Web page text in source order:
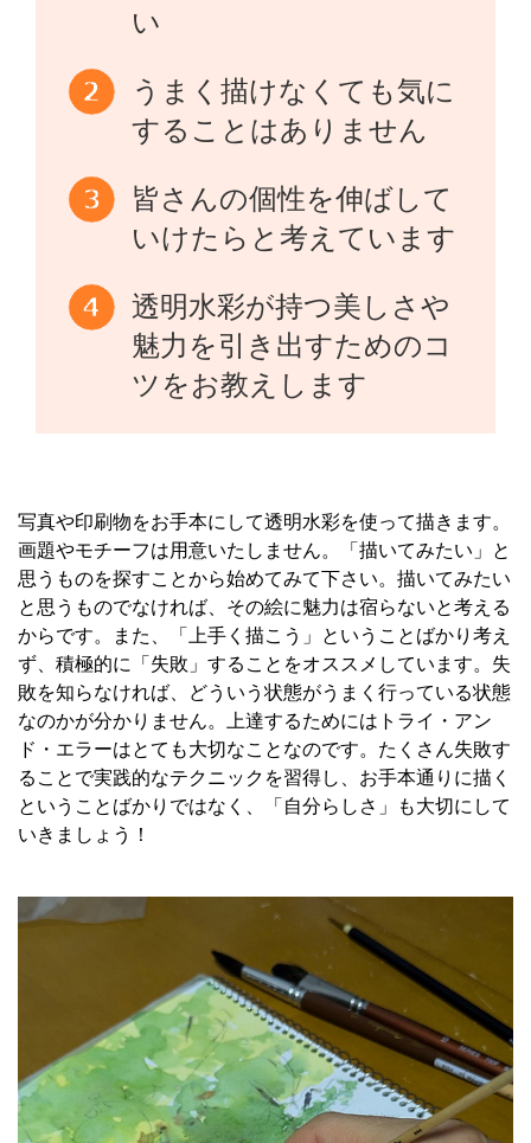
い
うまく描けなくても気に
することはありません
皆さんの個性を伸ばして
いけたらと考えています
透明水彩が持つ美しさや
魅力を引き出すためのコ
ツをお教えします
写真や印刷物をお手本にして透明水彩を使って描きます。
画題やモチーフは用意いたしません。「描いてみたい」と
思うものを探すことから始めてみて下さい。描いてみたい
と思うものでなければ、その絵に魅力は宿らないと考える
からです。また、「上手く描こう」ということばかり考え
ず、積極的に「失敗」することをオススメしています。失
敗を知らなければ、どういう状態がうまく行っている状態
なのかが分かりません。上達するためにはトライ・アン
ド・エラーはとても大切なことなのです。たくさん失敗す
ることで実践的なテクニックを習得し、お手本通りに描く
ということばかりではなく、「自分らしさ」も大切にして
いきましょう！